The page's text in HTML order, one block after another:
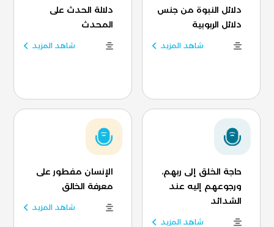
دلائل النبوة من جنس
دلائل الربوبية
شاهد المزيد
دلالة الحدث على
المحدث
شاهد المزيد
حاجة الخلق إلى ربهم،
ورجوعهم إليه عند
الشدائد
شاهد المزيد
الإنسان مفطور على
معرفة الخالق
شاهد المزيد